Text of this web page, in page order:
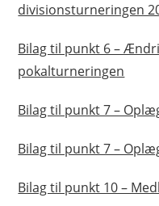
divisionsturneringen
Bilag til punkt 6 –
pokalturneringen
Bilag til punkt 7 –
Bilag til punkt 7 –
Bilag til punkt 10 –